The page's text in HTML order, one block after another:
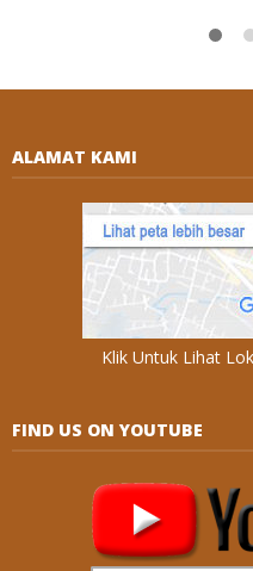
ALAMAT KAMI
Klik Untuk Lihat
FIND US ON YOUTUBE